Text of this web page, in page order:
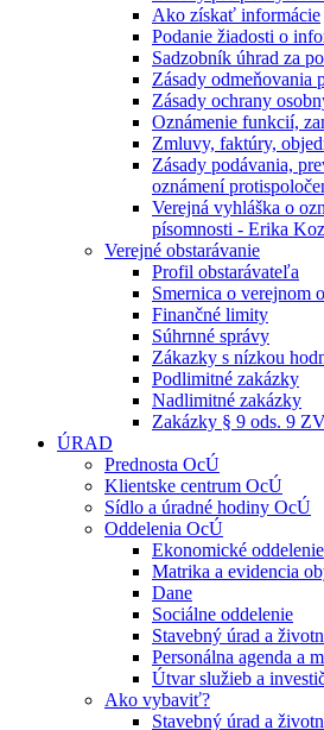
Ako získať informácie
Podanie žiadosti o
Sadzobník úhrad za
Zásady odmeňovania
Zásady ochrany
Oznámenie funkcií,
Zmluvy, faktúry,
Zásady podávania,
oznámení
Verejná vyhláška o
písomnosti - Erika
Verejné obstarávanie
Profil obstarávateľa
Smernica o verejnom
Finančné limity
Súhrnné správy
Zákazky s nízkou
Podlimitné zakázky
Nadlimitné zakázky
Zakázky § 9 ods. 9
ÚRAD
Prednosta OcÚ
Klientske centrum OcÚ
Sídlo a úradné hodiny OcÚ
Oddelenia OcÚ
Ekonomické oddelenie
Matrika a evidencia
Dane
Sociálne oddelenie
Stavebný úrad a
Personálna agenda a
Útvar služieb a
Ako vybaviť?
Stavebný úrad a